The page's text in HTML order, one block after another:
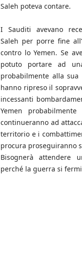
Saleh poteva contare.
I Sauditi avevano
Saleh per porre fine
contro lo Yemen. Se
potuto portare ad
probabilmente alla
hanno ripreso il
incessanti
Yemen
continueranno ad
territorio e i
procura proseguiranno
Bisognerà attendere
perché la guerra si